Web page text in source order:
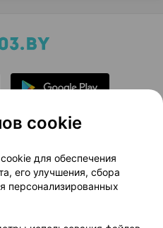
проекта
Медицинский маркетинг
Доставка
cookie
для обеспечения
его улучшения, сбора
персонализированных